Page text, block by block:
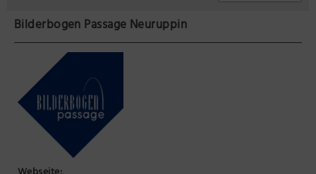
Bilderbogen Passage Neuruppin